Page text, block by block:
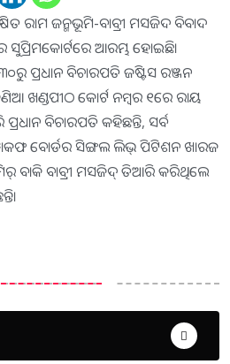
ରାମ ଜନ୍ମଭୂମି-ବାବ୍ରୀ ମସଜିଦ ବିବାଦ
ସୁପ୍ରିମକୋର୍ଟରେ ଆରମ୍ଭ​‌ ହୋଇଛି।
୩୦ରୁ ପ୍ରଧାନ ବିଚାରପତି ଜଷ୍ଟିସ ରଞ୍ଜନ
ଖଣ୍ଡପୀଠ କୋର୍ଟ ନମ୍ବର ୧ରେ ରାୟ
ବିଚାରପତି କହିଛନ୍ତି, ସର୍ବ
ବୋର୍ଡର ସିଙ୍ଗଲ ଲିଭ୍‌ ପିଟିଶନ ଖାରଜ
ବାକି ବାବ୍ରୀ ମସଜିଦ୍‌ ତିଆରି କରିଥିଲେ